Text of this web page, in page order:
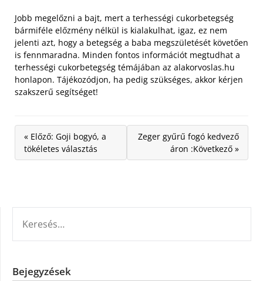
Jobb megelőzni a bajt, mert a terhességi cukorbetegség
bármiféle előzmény nélkül is kialakulhat, igaz, ez nem
jelenti azt, hogy a betegség a baba megszületését követően
is fennmaradna. Minden fontos információt megtudhat a
terhességi cukorbetegség témájában az alakorvoslas.hu
honlapon. Tájékozódjon, ha pedig szükséges, akkor kérjen
szakszerű segítséget!
« Előző: Goji bogyó, a
tökéletes választás
Zeger gyűrű fogó kedvező
áron :Következő »
Bejegyzések